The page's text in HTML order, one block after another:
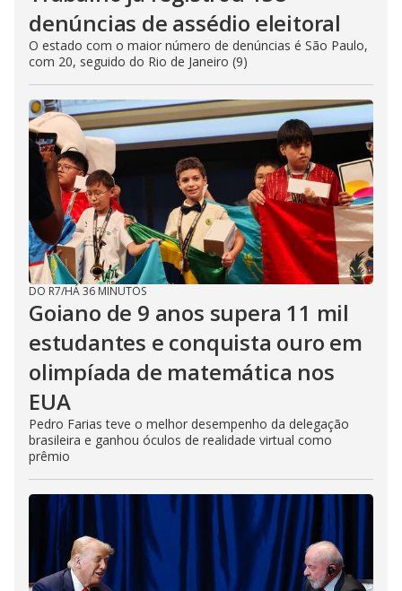
denúncias de assédio eleitoral
O estado com o maior número de denúncias é São Paulo,
com 20, seguido do Rio de Janeiro (9)
DO R7/HÁ 36 MINUTOS
Goiano de 9 anos supera 11 mil
estudantes e conquista ouro em
olimpíada de matemática nos
EUA
Pedro Farias teve o melhor desempenho da delegação
brasileira e ganhou óculos de realidade virtual como
prêmio